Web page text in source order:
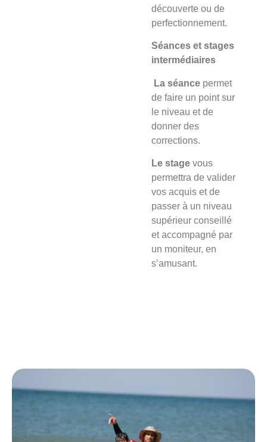
découverte ou de
perfectionnement.
Séances et stages
intermédiaires
La séance permet
de faire un point sur
le niveau et de
donner des
corrections.
Le stage vous
permettra de valider
vos acquis et de
passer à un niveau
supérieur conseillé
et accompagné par
un moniteur, en
s’amusant.